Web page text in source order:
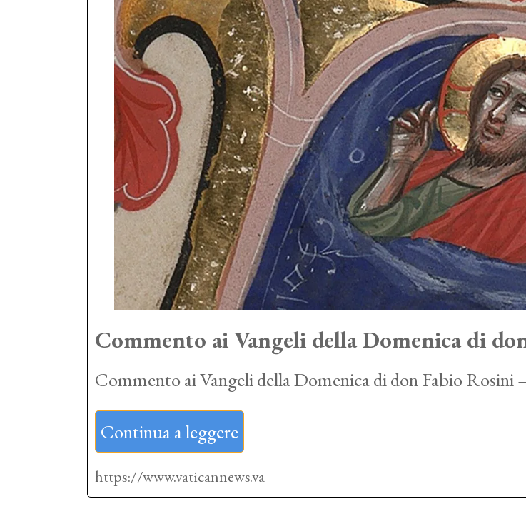
Commento ai Vangeli della Domenica di
Commento ai Vangeli della Domenica di don Fabio Rosini
Continua a leggere
https://www.vaticannews.va